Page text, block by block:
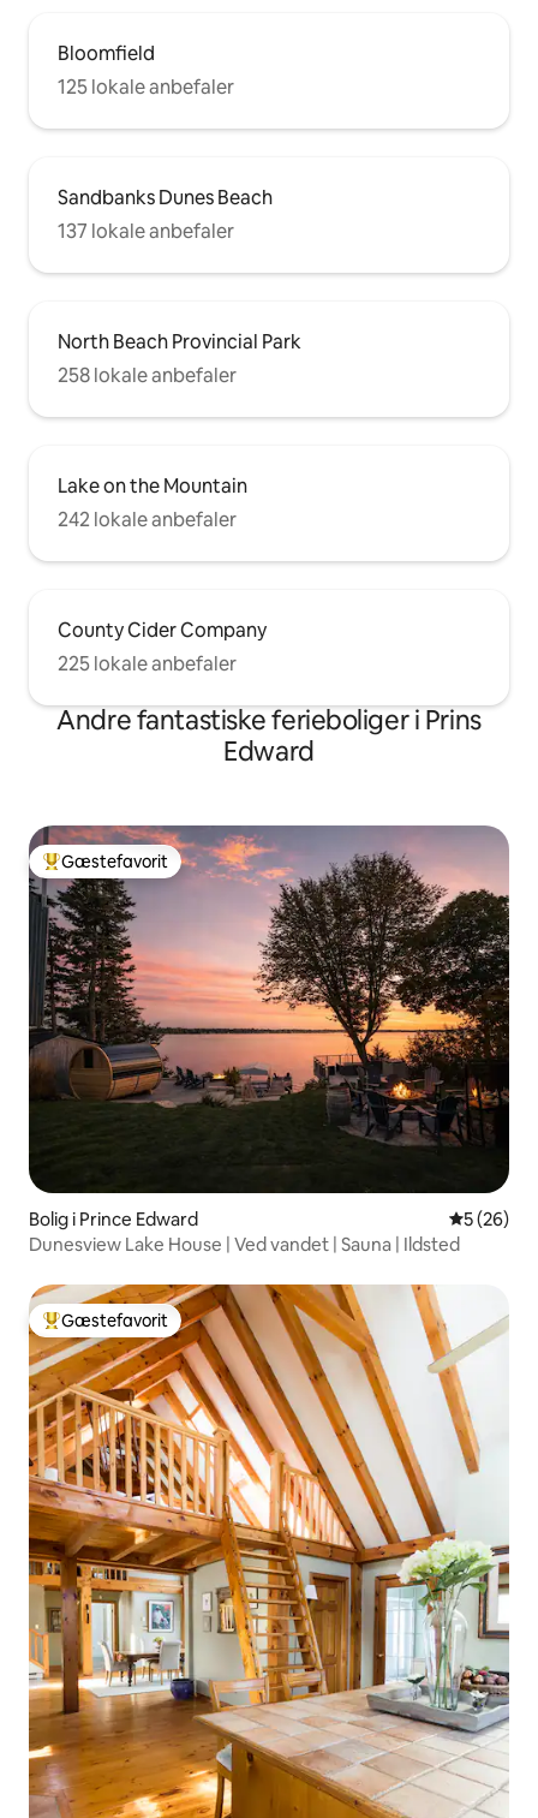
Bloomfield
125 lokale anbefaler
Sandbanks Dunes Beach
137 lokale anbefaler
North Beach Provincial Park
258 lokale anbefaler
Lake on the Mountain
242 lokale anbefaler
County Cider Company
225 lokale anbefaler
Andre fantastiske ferieboliger i Prins
Edward
Bedste gæstefavorit
Gæstefavorit
Bolig i Prince Edward 5 ud af 5 i
5 (26)
Dunesview Lake House | Ved vandet | Sauna | Ildsted
Bedste gæstefavorit
Gæstefavorit